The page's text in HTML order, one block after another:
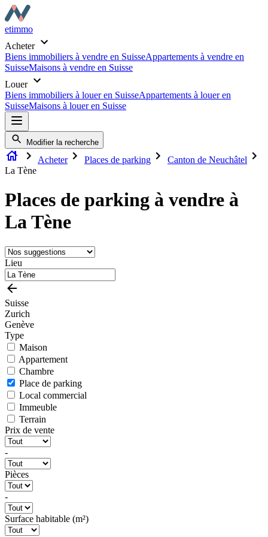
etimmo
Acheter
Biens immobiliers à vendre en SuisseAppartements à vendre en
SuisseMaisons à vendre en Suisse
Louer
Biens immobiliers à louer en SuisseAppartements à louer en
SuisseMaisons à louer en Suisse
Modifier la recherche
Acheter Places de parking
Canton de Neuchâtel
La Tène
Places de parking à vendre à
La Tène
Lieu
Suisse
Zurich
Genève
Type
Maison
Appartement
Chambre
Place de parking
Local commercial
Immeuble
Terrain
Prix de vente
-
Pièces
-
Surface habitable (m²)